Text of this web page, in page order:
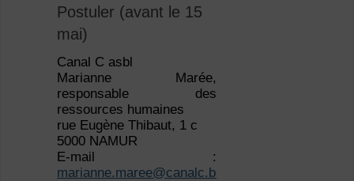
Postuler (avant le 15
mai)
Canal C asbl
Marianne Marée,
responsable des
ressources humaines
rue Eugène Thibaut, 1 c
5000 NAMUR
E-mail :
marianne.maree@canalc.be